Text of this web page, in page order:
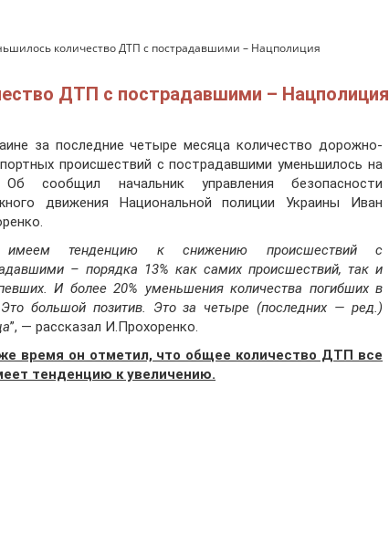
количество ДТП с пострадавшими – Нацполиция
ДТП с пострадавшими – Нацполиция
за последние четыре месяца количество дорожно-
происшествий с пострадавшими уменьшилось на
Об сообщил начальник управления безопасности
движения Национальной полиции Украины Иван
тенденцию к снижению происшествий с
– порядка 13% как самих происшествий, так и
И более 20% уменьшения количества погибших в
большой позитив. Это за четыре (последних — ред.)
”, — рассказал И.Прохоренко.
время он отметил, что общее количество ДТП все
тенденцию к увеличению.